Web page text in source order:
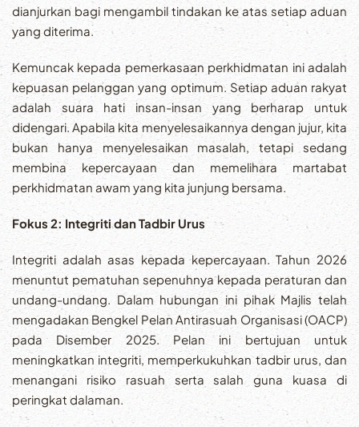
dianjurkan bagi mengambil tindakan ke atas setiap aduan
yang diterima.
Kemuncak kepada pemerkasaan perkhidmatan ini adalah
kepuasan pelanggan yang optimum. Setiap aduan rakyat
adalah suara hati insan-insan yang berharap untuk
didengari. Apabila kita menyelesaikannya dengan jujur, kita
bukan hanya menyelesaikan masalah, tetapi sedang
membina kepercayaan dan memelihara martabat
perkhidmatan awam yang kita junjung bersama.
Fokus 2: Integriti dan Tadbir Urus
Integriti adalah asas kepada kepercayaan. Tahun 2026
menuntut pematuhan sepenuhnya kepada peraturan dan
undang-undang. Dalam hubungan ini pihak Majlis telah
mengadakan Bengkel Pelan Antirasuah Organisasi (OACP)
pada Disember 2025. Pelan ini bertujuan untuk
meningkatkan integriti, memperkukuhkan tadbir urus, dan
menangani risiko rasuah serta salah guna kuasa di
peringkat dalaman.